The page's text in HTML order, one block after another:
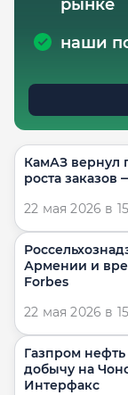
рынке
наши
КамАЗ вернул
22 мая 2026 в
Армении и
Forbes
22 мая 2026 в
Газпром
добычу на
Интерфакс